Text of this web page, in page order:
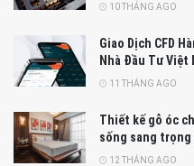
10 THÁNG AGO
Giao Dịch CFD
Nhà Đầu Tư Việt
11 THÁNG AGO
Thiết kế gỗ óc
sống sang trọng
12 THÁNG AGO